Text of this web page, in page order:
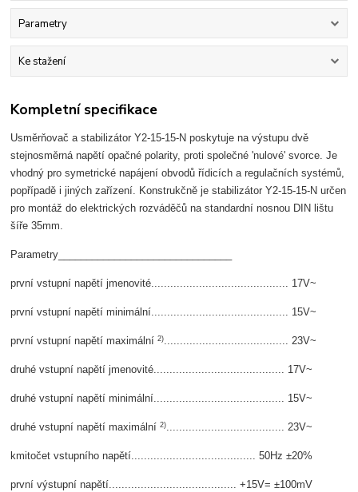
Parametry
Ke stažení
Kompletní specifikace
Usměrňovač a stabilizátor Y2-15-15-N poskytuje na výstupu dvě
stejnosměrná napětí opačné polarity, proti společné 'nulové' svorce. Je
vhodný pro symetrické napájení obvodů řídicích a regulačních systémů,
popřípadě i jiných zařízení. Konstrukčně je stabilizátor Y2-15-15-N určen
pro montáž do elektrických rozváděčů na standardní nosnou DIN lištu
šíře 35mm.
Parametry_______________________________
první vstupní napětí jmenovité........................................... 17V~
první vstupní napětí minimální........................................... 15V~
první vstupní napětí maximální2)....................................... 23V~
druhé vstupní napětí jmenovité......................................... 17V~
druhé vstupní napětí minimální......................................... 15V~
druhé vstupní napětí maximální2)..................................... 23V~
kmitočet vstupního napětí....................................... 50Hz ±20%
první výstupní napětí........................................ +15V= ±100mV